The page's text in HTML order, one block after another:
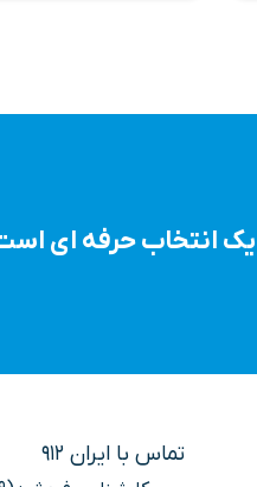
تماس با ایران 912